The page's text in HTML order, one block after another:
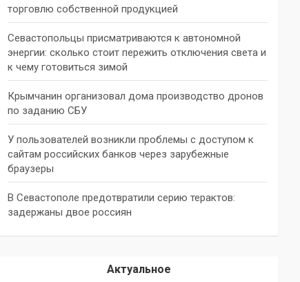
торговлю собственной продукцией
Севастопольцы присматриваются к автономной
энергии: сколько стоит пережить отключения света и
к чему готовиться зимой
Крымчанин организовал дома производство дронов
по заданию СБУ
У пользователей возникли проблемы с доступом к
сайтам российских банков через зарубежные
браузеры
В Севастополе предотвратили серию терактов:
задержаны двое россиян
Актуальное